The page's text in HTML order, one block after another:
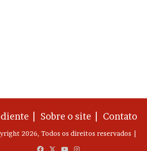
| Sobre o site | Contato
2026, Todos os direitos reservados |